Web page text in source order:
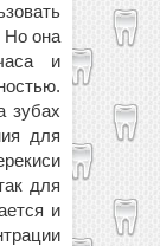
Но она
и
зубах
для
для
и